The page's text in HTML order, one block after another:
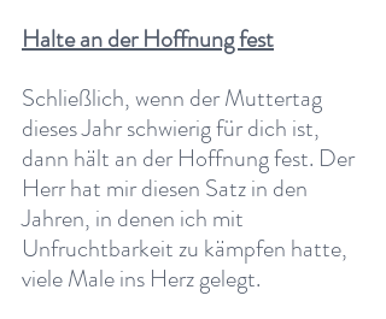
Halte an der Hoffnung fest
Schließlich, wenn der Muttertag
dieses Jahr schwierig für dich ist,
dann hält an der Hoffnung fest. Der
Herr hat mir diesen Satz in den
Jahren, in denen ich mit
Unfruchtbarkeit zu kämpfen hatte,
viele Male ins Herz gelegt.